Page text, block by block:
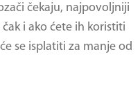
čekaju, najpovoljniji
i ako ćete ih koristiti
se isplatiti za manje od